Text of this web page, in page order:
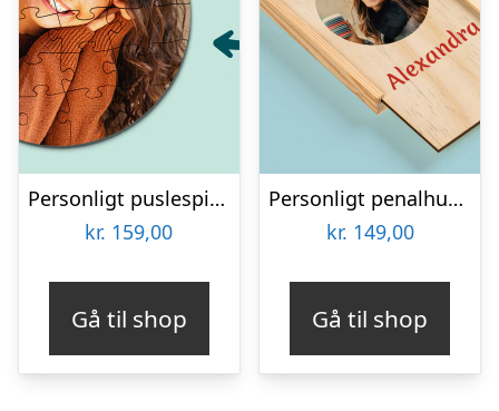
Personligt puslespil med Billede – Rundt
kr. 159,00
Gå til shop
Personligt penalhus med foto & tekst
kr. 149,00
Gå til shop